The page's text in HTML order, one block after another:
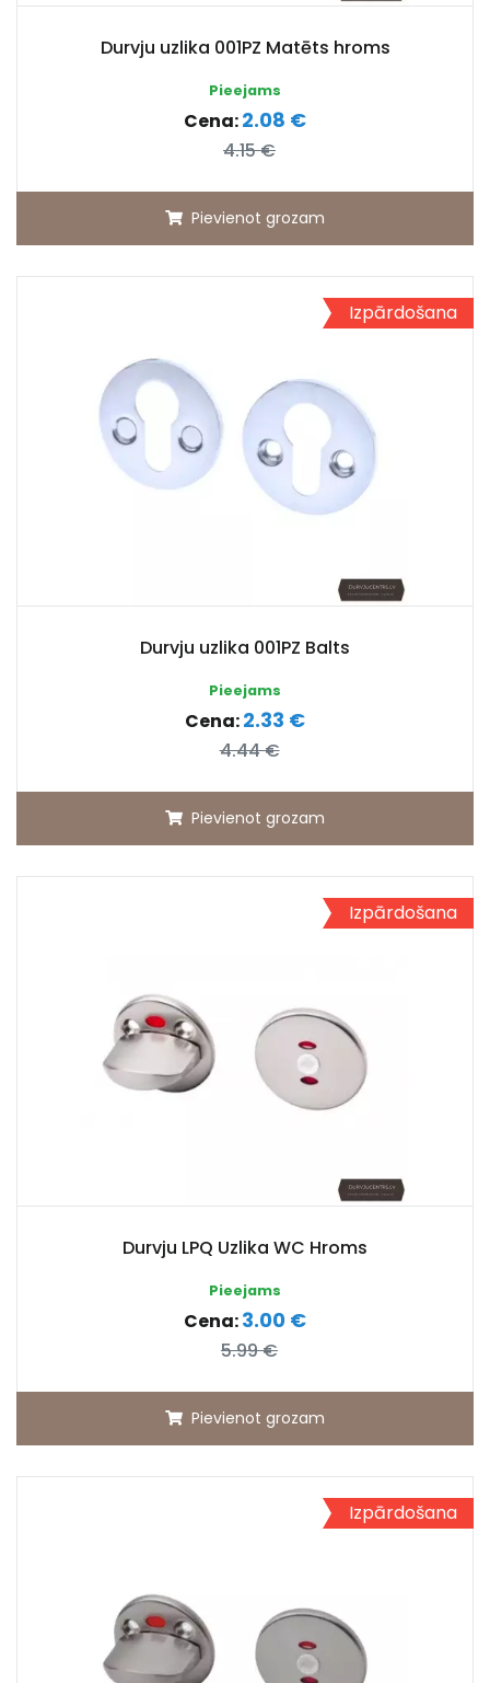
Durvju uzlika 001PZ Matēts hroms
Pieejams
Cena:2.08 €
4.15 €
Pievienot grozam
Izpārdošana
Durvju uzlika 001PZ Balts
Pieejams
Cena:2.33 €
4.44 €
Pievienot grozam
Izpārdošana
Durvju LPQ Uzlika WC Hroms
Pieejams
Cena:3.00 €
5.99 €
Pievienot grozam
Izpārdošana